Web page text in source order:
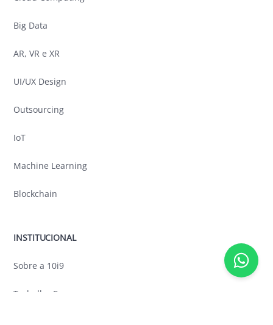
Big Data
AR, VR e XR
UI/UX Design
Outsourcing
IoT
Machine Learning
Blockchain
INSTITUCIONAL
Sobre a 10i9
Trabalhe Conosco